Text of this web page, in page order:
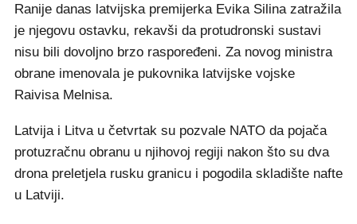
Ranije danas latvijska premijerka Evika Silina zatražila
je njegovu ostavku, rekavši da protudronski sustavi
nisu bili dovoljno brzo raspoređeni. Za novog ministra
obrane imenovala je pukovnika latvijske vojske
Raivisa Melnisa.
Latvija i Litva u četvrtak su pozvale NATO da pojača
protuzračnu obranu u njihovoj regiji nakon što su dva
drona preletjela rusku granicu i pogodila skladište nafte
u Latviji.